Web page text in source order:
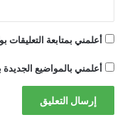
بدءًا من
النوادي
ميزانية كل
ي
ت
ي
أعلمني بمتابعة التعليقات
أعلمني بالمواضيع الجديدة